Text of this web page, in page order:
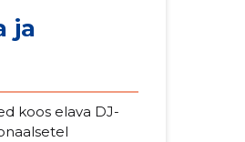
ja
koos elava DJ-